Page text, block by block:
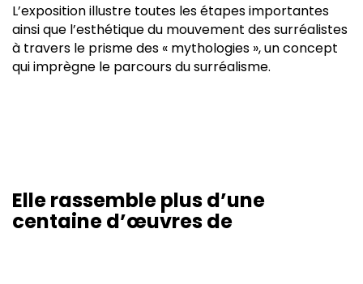
L’exposition illustre toutes les étapes importantes
ainsi que l’esthétique du mouvement des surréalistes
à travers le prisme des « mythologies », un concept
qui imprègne le parcours du surréalisme.
Elle rassemble plus d’une
centaine d’œuvres de